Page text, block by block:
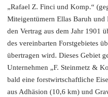
„Rafael Z. Finci und Komp.“
Miteigentümern Ellas Baruh und
den Vertrag aus dem Jahr 1901
des vereinbarten Forstgebietes
übertragen wird. Dieses Gebiet
Unternehmen „F. Steinmetz &
bald eine forstwirtschaftliche
aus Adhäsion (10,6 km) und